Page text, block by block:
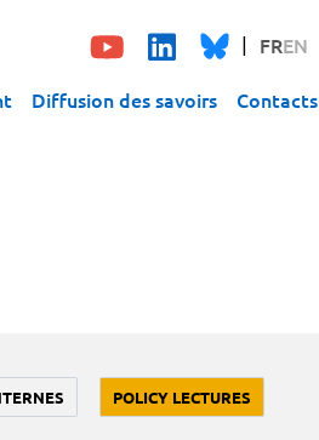
FREN
Diffusion des savoirs Contacts
POLICY LECTURES